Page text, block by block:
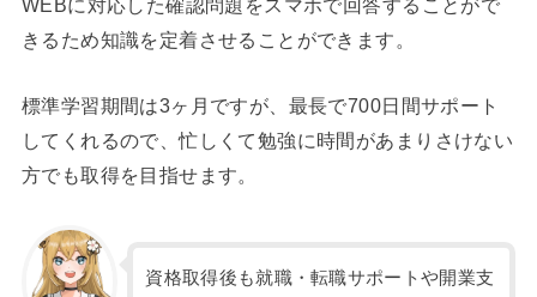
WEBに対応した確認問題をスマホで回答することがで
きるため知識を定着させることができます。
標準学習期間は3ヶ月ですが、最長で700日間サポート
してくれるので、忙しくて勉強に時間があまりさけない
方でも取得を目指せます。
資格取得後も就職・転職サポートや開業支